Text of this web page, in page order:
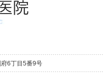
6丁目5番9号